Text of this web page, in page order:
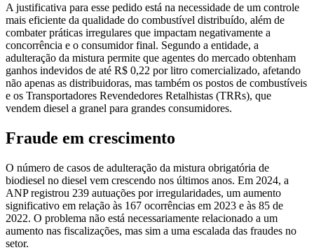
A justificativa para esse pedido está na necessidade de um controle
mais eficiente da qualidade do combustível distribuído, além de
combater práticas irregulares que impactam negativamente a
concorrência e o consumidor final. Segundo a entidade, a
adulteração da mistura permite que agentes do mercado obtenham
ganhos indevidos de até R$ 0,22 por litro comercializado, afetando
não apenas as distribuidoras, mas também os postos de combustíveis
e os Transportadores Revendedores Retalhistas (TRRs), que
vendem diesel a granel para grandes consumidores.
Fraude em crescimento
O número de casos de adulteração da mistura obrigatória de
biodiesel no diesel vem crescendo nos últimos anos. Em 2024, a
ANP registrou 239 autuações por irregularidades, um aumento
significativo em relação às 167 ocorrências em 2023 e às 85 de
2022. O problema não está necessariamente relacionado a um
aumento nas fiscalizações, mas sim a uma escalada das fraudes no
setor.